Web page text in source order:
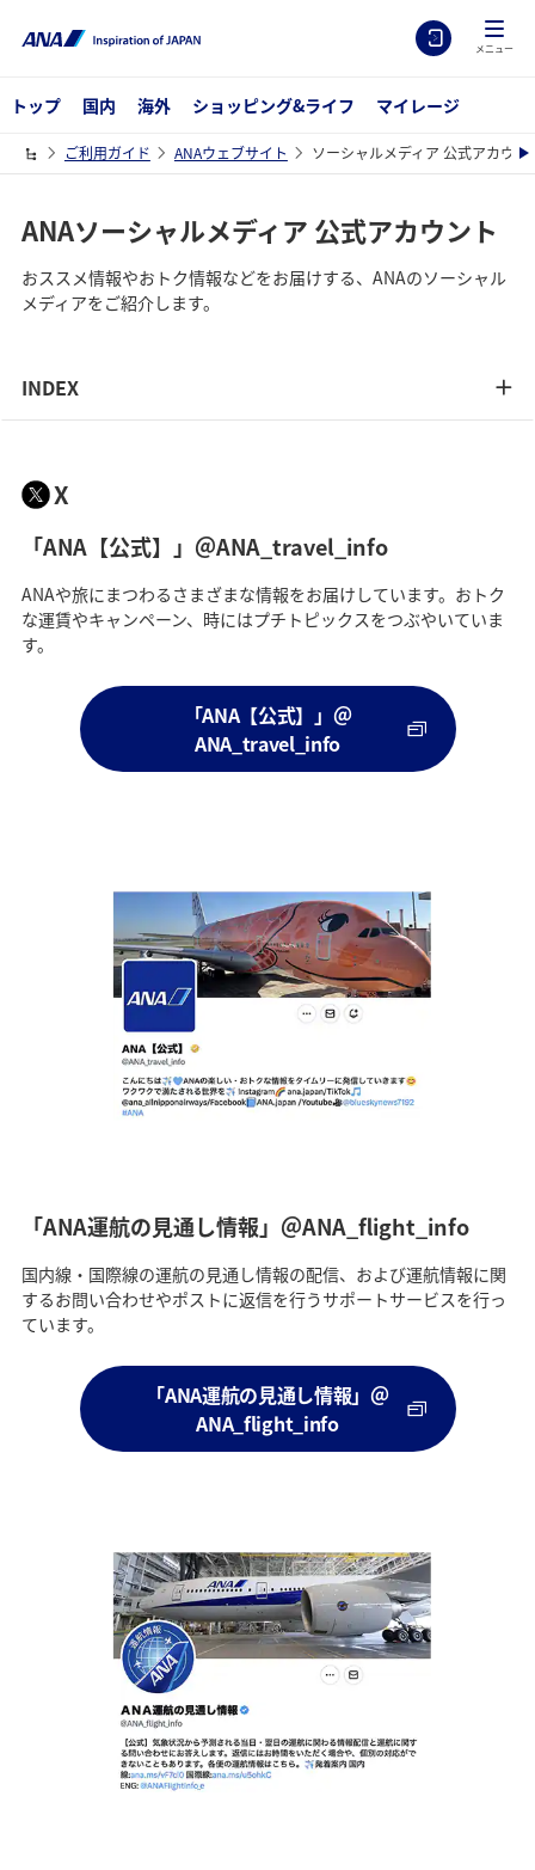
メニュー
トップ 国内 海外 ショッピング&ライフ マイレージ
ご利用ガイド ANAウェブサイト ソーシャルメディア 公式アカウン
ANAソーシャルメディア 公式アカウント
おススメ情報やおトク情報などをお届けする、ANAのソーシャル
メディアをご紹介します。
INDEX
X
「ANA【公式】」＠ANA_travel_info
ANAや旅にまつわるさまざまな情報をお届けしています。おトク
な運賃やキャンペーン、時にはプチトピックスをつぶやいていま
す。
「ANA【公式】」＠
ANA_travel_info
「ANA運航の見通し情報」＠ANA_flight_info
国内線・国際線の運航の見通し情報の配信、および運航情報に関
するお問い合わせやポストに返信を行うサポートサービスを行っ
ています。
「ANA運航の見通し情報」＠
ANA_flight_info